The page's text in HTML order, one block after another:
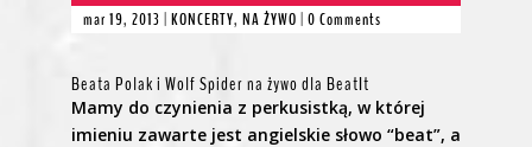
mar 19, 2013 | KONCERTY, NA ŻYWO | 0 Comments
Beata Polak i Wolf Spider na żywo dla BeatIt
Mamy do czynienia z perkusistką, w której
imieniu zawarte jest angielskie słowo “beat”, a